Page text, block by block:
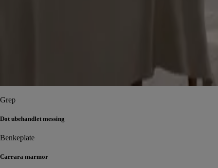
Grep
Dot ubehandlet messing
Benkeplate
Carrara marmor